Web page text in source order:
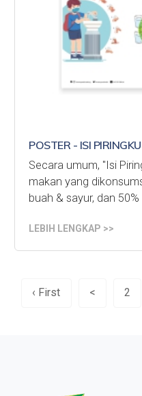
POSTER - ISI PIRINGKU
Secara umum, "Isi
makan yang
buah & sayur, dan
LEBIH LENGKAP >>
‹ First < 2